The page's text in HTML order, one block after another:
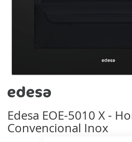
Edesa EOE-5010 X -
Convencional Inox
Saltar
al
de
la